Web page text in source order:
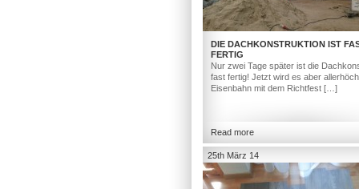
DIE DACHKONSTRUKTION IST
FERTIG
Nur zwei Tage später ist die
fast fertig! Jetzt wird es aber
Eisenbahn mit dem Richtfest […]
Read more
25th März 14